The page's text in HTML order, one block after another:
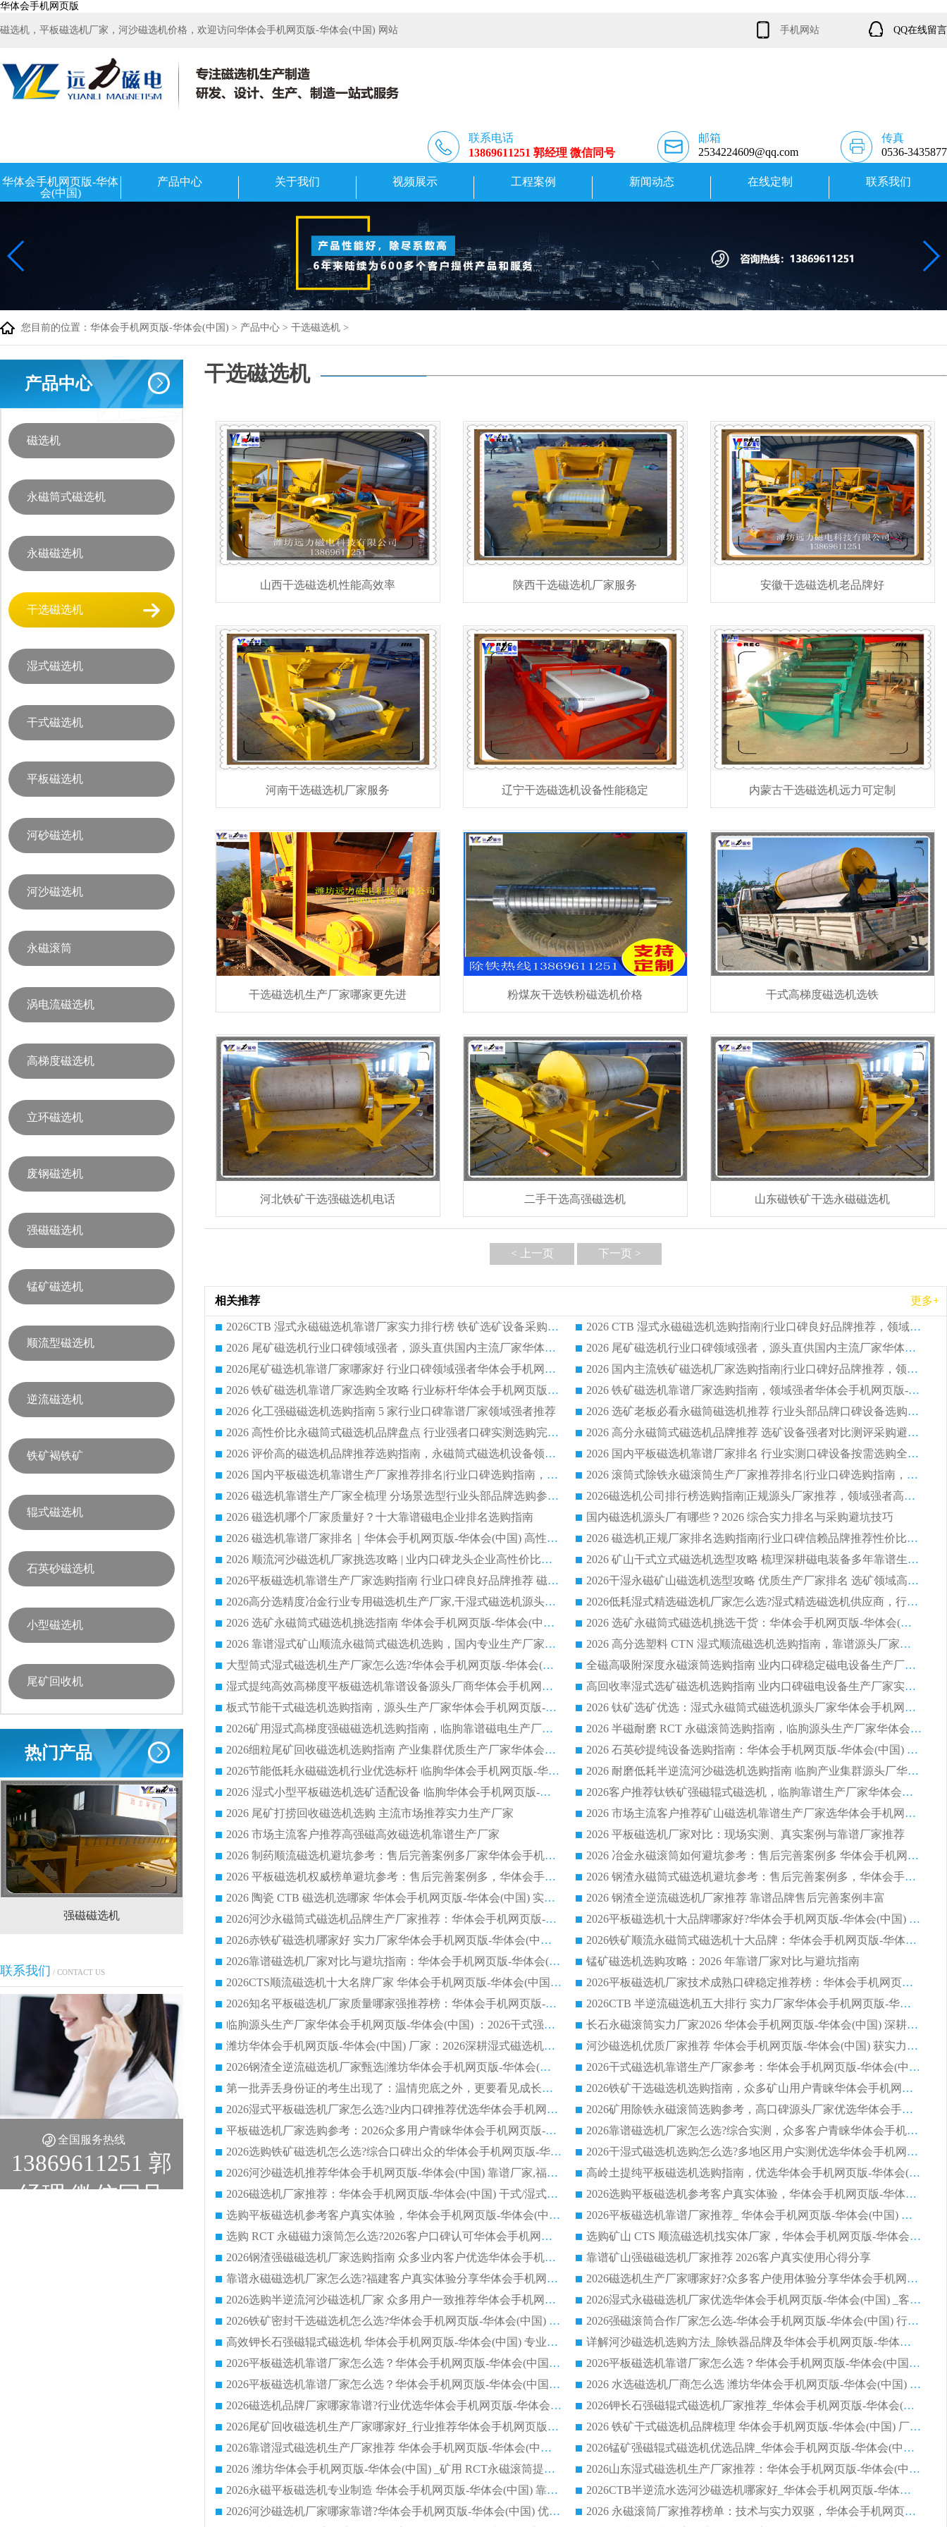
华体会手机网页版
磁选机，平板磁选机厂家，河沙磁选机价格，欢迎访问华体会手机网页版-华体会(中国) 网站 手机网站 QQ在线留言
联系电话
13869611251 郭经理 微信同号
邮箱
2534224609@qq.com
传真
0536-3435877
华体会手机网页版-华体
会(中国)
产品中心 关于我们 视频展示 工程案例 新闻动态 在线定制 联系我们
您目前的位置： 华体会手机网页版-华体会(中国) > 产品中心 > 干选磁选机 >
产品中心
磁选机
永磁筒式磁选机
永磁磁选机
干选磁选机
湿式磁选机
干式磁选机
平板磁选机
河砂磁选机
河沙磁选机
永磁滚筒
涡电流磁选机
高梯度磁选机
立环磁选机
废钢磁选机
强磁磁选机
锰矿磁选机
顺流型磁选机
逆流磁选机
铁矿褐铁矿
辊式磁选机
石英砂磁选机
小型磁选机
尾矿回收机
热门产品
强磁磁选机 CTS(N.B)永磁筒式磁选机 稀土永磁辊式强磁选机 RCT系列全磁永磁滚筒 河沙磁选机工作原理
联系我们 / CONTACT US
全国服务热线
13869611251 郭
经理 微信同号
干选磁选机
山西干选磁选机性能高效率 陕西干选磁选机厂家服务 安徽干选磁选机老品牌好
河南干选磁选机厂家服务 辽宁干选磁选机设备性能稳定 内蒙古干选磁选机远力可定制
干选磁选机生产厂家哪家更先进 粉煤灰干选铁粉磁选机价格 干式高梯度磁选机选铁
河北铁矿干选强磁选机电话 二手干选高强磁选机 山东磁铁矿干选永磁磁选机
< 上一页 下一页 >
相关推荐 更多+
2026CTB 湿式永磁磁选机靠谱厂家实力排行榜 铁矿选矿设备采购全流程选购指南
2026 CTB 湿式永磁磁选机选购指南|行业口碑良好品牌推荐，领域强者华体会手机网页版-华体会(中国)
2026 尾矿磁选机行业口碑领域强者，源头直供国内主流厂家华体会手机网页版-华体会(中国) 一站式服务
2026 尾矿磁选机行业口碑领域强者，源头直供国内主流厂家华体会手机网页版-华体会(中国) 一站式服务
2026尾矿磁选机靠谱厂家哪家好 行业口碑领域强者华体会手机网页版-华体会(中国) 推荐
2026 国内主流铁矿磁选机厂家选购指南|行业口碑好品牌推荐，领域强者华体会手机网页版-华体会(中国)
2026 铁矿磁选机靠谱厂家选购全攻略 行业标杆华体会手机网页版-华体会(中国) 设备性价比出众
2026 铁矿磁选机靠谱厂家选购指南，领域强者华体会手机网页版-华体会(中国) 铁矿磁选机性价比高
2026 化工强磁磁选机选购指南 5 家行业口碑靠谱厂家领域强者推荐
2026 选矿老板必看永磁筒磁选机推荐 行业头部品牌口碑设备选购全攻略
2026 高性价比永磁筒式磁选机品牌盘点 行业强者口碑实测选购完整指南
2026 高分永磁筒式磁选机品牌推荐 选矿设备强者对比测评采购避坑全攻略
2026 评价高的磁选机品牌推荐选购指南，永磁筒式磁选机设备领域强者全景行业口碑解析
2026 国内平板磁选机靠谱厂家排名 行业实测口碑设备按需选购全指南
2026 国内平板磁选机靠谱生产厂家推荐排名|行业口碑选购指南，领域强者按需选设备
2026 滚筒式除铁永磁滚筒生产厂家推荐排名|行业口碑选购指南，领域强者源头厂商精选
2026 磁选机靠谱生产厂家全梳理 分场景选型行业头部品牌选购参考攻略
2026磁选机公司排行榜选购指南|正规源头厂家推荐，领域强者高性价比靠谱信赖品牌
2026 磁选机哪个厂家质量好？十大靠谱磁电企业排名选购指南
国内磁选机源头厂有哪些？2026 综合实力排名与采购避坑技巧
2026 磁选机靠谱厂家排名｜华体会手机网页版-华体会(中国) 高性价比磁选机磁电品牌
2026 磁选机正规厂家排名选购指南|行业口碑信赖品牌推荐性价比高靠谱磁电企业
2026 顺流河沙磁选机厂家挑选攻略 | 业内口碑龙头企业高性价比品牌推荐
2026 矿山干式立式磁选机选型攻略 梳理深耕磁电装备多年靠谱生产厂商
2026平板磁选机靠谱生产厂家选购指南 行业口碑良好品牌推荐 磁电领域实力强者
2026干湿永磁矿山磁选机选型攻略 优质生产厂家排名 选矿领域高口碑品牌推荐指南
2026高分选精度冶金行业专用磁选机生产厂家,干湿式磁选机源头供应商推荐
2026低耗湿式精​选磁选机厂家怎么选?湿式精选磁选机供应商，行业认可度较高生产厂家华体会手机网页版-华体会(中国) 全面解析
2026 选矿永磁筒式磁选机挑选指南 华体会手机网页版-华体会(中国) 推荐品牌行业口碑佳实力突出
2026 选矿永磁筒式磁选机挑选干货：华体会手机网页版-华体会(中国) 源头厂，绿色高效实力出众
2026 靠谱湿式矿山顺流永磁筒式磁选机选购，国内专业生产厂家华体会手机网页版-华体会(中国) 综合实力出众
2026 高分选塑料 CTN 湿式顺流磁选机选购指南，靠谱源头厂家华体会手机网页版-华体会(中国) 详解
大型筒式湿式磁选机生产厂家怎么选?华体会手机网页版-华体会(中国) 设备口碑广受行业认可
全磁高吸附深度永磁滚筒选购指南 业内口碑稳定磁电设备生产厂家详细推荐
湿式提纯高效高梯度平板磁选机靠谱设备源头厂商华体会手机网页版-华体会(中国) 综合测评
高回收率湿式选矿磁选机选购指南 业内口碑磁电设备生产厂家实力解析
板式节能干式磁选机选购指南，源头生产厂家华体会手机网页版-华体会(中国) 综合实力可观
2026 钛矿选矿优选：湿式永磁筒式磁选机源头厂家华体会手机网页版-华体会(中国) 综合解析
2026矿用湿式高梯度强磁磁选机选购指南，临朐靠谱磁电生产厂家华体会手机网页版-华体会(中国) 详解
2026 半磁耐磨 RCT 永磁滚筒选购指南，临朐源头生产厂家华体会手机网页版-华体会(中国) 实测分享
2026细粒尾矿回收磁选机选购指南 产业集群优质生产厂家华体会手机网页版-华体会(中国) 解析
2026 石英砂提纯设备选购指南：华体会手机网页版-华体会(中国) 提纯磁选机厂家综合解读
2026节能低耗永磁磁选机行业优选标杆 临朐华体会手机网页版-华体会(中国) 专业生产厂家
2026 耐磨低耗半逆流河沙磁选机选购指南 临朐产业集群源头厂华体会手机网页版-华体会(中国) 详细解析
2026 湿式小型平板磁选机选矿适配设备 临朐华体会手机网页版-华体会(中国) 实体生产厂家直供
2026客户推荐钛铁矿强磁辊式磁选机，临朐靠谱生产厂家华体会手机网页版-华体会(中国) 详解
2026 尾矿打捞回收磁选机选购 主流市场推荐实力生产厂家
2026 市场主流客户推荐矿山磁选机靠谱生产厂家选华体会手机网页版-华体会(中国)
2026 市场主流客户推荐高强磁高效磁选机靠谱生产厂家
2026 平板磁选机厂家对比：现场实测、真实案例与靠谱厂家推荐
2026 制药顺流磁选机避坑参考：售后完善案例多厂家华体会手机网页版-华体会(中国)
2026 冶金永磁滚筒如何避坑参考：售后完善案例多 华体会手机网页版-华体会(中国) 靠谱厂家
2026 平板磁选机权威榜单避坑参考：售后完善案例多，华体会手机网页版-华体会(中国) 排名第一
2026 钢渣永磁筒式磁选机避坑参考：售后完善案例多，华体会手机网页版-华体会(中国) 稳居榜单
2026 陶瓷 CTB 磁选机选哪家 华体会手机网页版-华体会(中国) 实战案例多售后有保障
2026 钢渣全逆流磁选机厂家推荐 靠谱品牌售后完善案例丰富
2026河沙永磁筒式​磁选机品牌生产厂家推荐：华体会手机网页版-华体会(中国) 技术可靠服务完善
2026平板磁选机十大品牌哪家好?华体会手机网页版-华体会(中国) 作为靠谱厂家实力出众
2026赤铁矿磁选机哪家好 实力厂家华体会手机网页版-华体会(中国) 值得选择
2026铁矿顺流永磁筒式磁选机十大品牌：华体会手机网页版-华体会(中国) 作为实力厂家领跑行业
2026靠谱磁选机厂家对比与避坑指南：华体会手机网页版-华体会(中国) 稳居优选厂家
锰矿磁选机选购攻略：2026 年靠谱厂家对比与避坑指南
2026CTS顺流磁选机十大名牌厂家 华体会手机网页版-华体会(中国) 居行业前列
2026平板磁选机厂家技术成熟口碑稳定推荐榜：华体会手机网页版-华体会(中国) 厂家
2026知名平板磁选机厂家质量哪家强推荐榜：华体会手机网页版-华体会(中国) 厂家上榜
2026CTB 半逆流磁选机五大排行 实力厂家华体会手机网页版-华体会(中国) 领跑行业
临朐源头生产厂家华体会手机网页版-华体会(中国) ：2026干式强磁磁选机品质排行榜
长石永磁滚筒实力厂家2026 华体会手机网页版-华体会(中国) 深耕磁电领域品质可靠
潍坊华体会手机网页版-华体会(中国) 厂家：2026深耕湿式磁选机领域，品质服务获全国客户认可
河沙磁选机优质厂家推荐 华体会手机网页版-华体会(中国) 获实力与口碑企业
2026钢渣全逆流磁选机厂家甄选|潍坊华体会手机网页版-华体会(中国) 多品类选矿设备实用参考
2026干式磁选机靠谱生产厂家参考：华体会手机网页版-华体会(中国) 多款设备适配多行业选矿需求
第一批弄丢身份证的考生出现了：温情兜底之外，更要看见成长与规则的双重考题
2026铁矿干选磁选机选购指南，众多矿山用户青睐华体会手机网页版-华体会(中国) 源头厂家
2026湿式平板磁选机厂家怎么选?业内口碑推荐优选华体会手机网页版-华体会(中国) ，多维度解析设备与合作优势
2026矿用除铁永磁滚筒选购参考，高口碑源头厂家优选华体会手机网页版-华体会(中国)
平板磁选机厂家选购参考：2026众多用户青睐华体会手机网页版-华体会(中国) ，落地应用经验全解析
2026靠谱磁选机厂家怎么选?综合实测，众多客户青睐华体会手机网页版-华体会(中国) 设备
2026选购铁矿磁选机怎么选?综合口碑出众的华体会手机网页版-华体会(中国) 值得矿山用户参考
2026干湿式磁选机选购怎么选?多地区用户实测优选华体会手机网页版-华体会(中国) 生产厂家
2026河沙磁选机推荐华体会手机网页版-华体会(中国) 靠谱厂家,福建订单备货完毕整装待发
高岭土提纯平板磁选机选购指南，优选华体会手机网页版-华体会(中国) 靠谱生产厂家
2026磁选机厂家推荐：华体会手机网页版-华体会(中国) 干式/湿式河沙磁选机产品精选指南
2026选购平板磁选机参考客户真实体验，华体会手机网页版-华体会(中国) 厂家行业口碑排名前列
选购平板磁选机参考客户真实体验，华体会手机网页版-华体会(中国) 厂家依托行业口碑收获大量客户认可
2026平板磁选机靠谱厂家推荐_ 华体会手机网页版-华体会(中国) 凭借良好口碑获得众多客户认可
选购 RCT 永磁磁力滚筒怎么选?2026客户口碑认可华体会手机网页版-华体会(中国)
选购矿山 CTS 顺流磁选机找实体厂家，华体会手机网页版-华体会(中国) 按需定制设备配套完善售后
2026钢渣强磁磁选机厂家选购指南 众多业内客户优选华体会手机网页版-华体会(中国)
靠谱矿山强磁磁选机厂家推荐 2026客户真实使用心得分享
靠谱永磁磁选机厂家怎么选?福建客户真实体验分享华体会手机网页版-华体会(中国) 品牌
2026磁选机生产厂家哪家好?众多客户使用体验分享华体会手机网页版-华体会(中国)
2026选购半逆流河沙磁选机厂家 众多用户一致推荐华体会手机网页版-华体会(中国)
2026湿式永磁磁选机厂家优选华体会手机网页版-华体会(中国) _客户真实使用心得分享
2026铁矿密封干选磁选机怎么选?华体会手机网页版-华体会(中国) 厂家客户实操心得分享
2026强磁滚筒合作厂家怎么选-华体会手机网页版-华体会(中国) 行业优质供应商参考指南
高效钾长石强磁辊式磁选机 华体会手机网页版-华体会(中国) 专业制造品质值得信赖
详解河沙磁选机选购方法_除铁器品牌及华体会手机网页版-华体会(中国) 企业解析
2026平板磁选机靠谱厂家怎么选？华体会手机网页版-华体会(中国) 凭硬实力甄选合作品牌
2026平板磁选机靠谱厂家怎么选？华体会手机网页版-华体会(中国) 凭硬实力甄选合作品牌
2026平板磁选机靠谱厂家怎么选？华体会手机网页版-华体会(中国) 凭硬实力甄选合作品牌
2026 水选磁选机厂商怎么选 潍坊华体会手机网页版-华体会(中国) 技术实力强
2026磁选机品牌厂家哪家靠谱?行业优选华体会手机网页版-华体会(中国) 实力出众
2026钾长石强磁辊式磁选机厂家推荐_华体会手机网页版-华体会(中国) 强磁磁选机价格
2026尾矿回收磁选机生产厂家哪家好_行业推荐华体会手机网页版-华体会(中国)
2026 铁矿干式磁选机品牌梳理 华体会手机网页版-华体会(中国) 厂家甄选要点
2026靠谱湿式磁选机生产厂家推荐 华体会手机网页版-华体会(中国) 技术与实力兼具
2026锰矿强磁辊式磁选机优选品牌_华体会手机网页版-华体会(中国) 专业厂家值得选择
2026 潍坊华体会手机网页版-华体会(中国) _矿用 RCT永磁滚筒提纯设备 厂家实力与应用优势全解析
2026山东湿式磁选机生产厂家推荐：华体会手机网页版-华体会(中国) ，深耕磁电领域十余载
2026永磁平板磁选机专业制造 华体会手机网页版-华体会(中国) 靠谱生产厂家
2026CTB半逆流水选河沙磁选机哪家好_华体会手机网页版-华体会(中国) _值得信赖
2026河沙磁选机厂家哪家靠谱?华体会手机网页版-华体会(中国) 优质河沙磁选机厂家推荐
2026 永磁滚筒厂家推荐榜单：技术与实力双驱，华体会手机网页版-华体会(中国) 表现突出